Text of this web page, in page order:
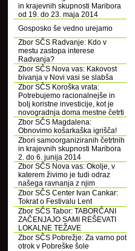
in krajevnih skupnosti Maribora
od 19. do 23. maja 2014
Gosposko še vedno urejamo
Zbor SČS Radvanje: Kdo v
mestu zastopa interese
Radvanja?
Zbor SČS Nova vas: Kakovost
bivanja v Novi vasi se slabša
Zbor SČS Koroška vrata:
Potrebujemo racionalnejše in
bolj koristne investicije, kot je
novogradnja doma mestne četrti
Zbor SČS Magdalena:
Obnovimo košarkaška igrišča!
Zbori samoorganiziranih četrtnih
in krajevnih skupnosti Maribora
2. do 6. junija 2014
Zbor SČS Nova vas: Okolje, v
katerem živimo je tudi odraz
našega ravnanja z njim
Zbor SČS Center Ivan Cankar:
Tokrat o Festivalu Lent
Zbor SČS Tabor: TABORČANI
ZAČENJAJO SAMI REŠEVATI
LOKALNE TEŽAVE
Zbor SČS Pobrežje: Za varno pot
otrok v Pobreške šole